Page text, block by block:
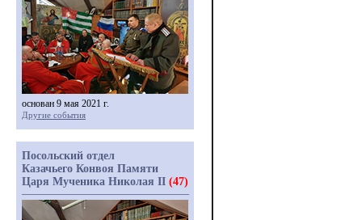
основан 9 мая 2021 г.
Другие события
Посольский отдел
Казачьего Конвоя Памяти
Царя Мученика Николая II (47)